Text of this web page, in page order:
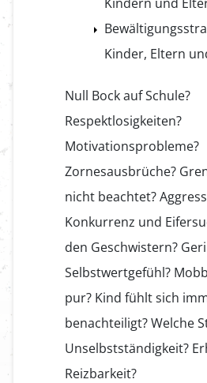
Kinder, Eltern
Null Bock auf Schule?
Respektlosigkeiten?
Motivationsprobleme?
Zornesausbrüche?
nicht beachtet?
Konkurrenz und
den Geschwistern?
Selbstwertgefühl?
pur? Kind fühlt sich
benachteiligt? Welche
Unselbstständigkeit?
Reizbarkeit?